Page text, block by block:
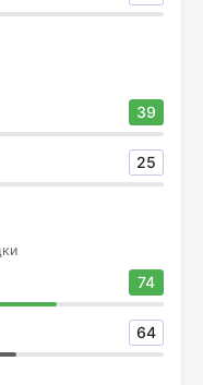
39
25
74
64